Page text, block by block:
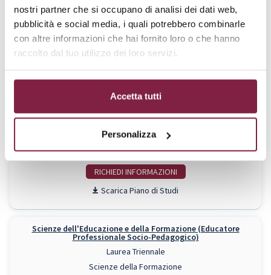
nostri partner che si occupano di analisi dei dati web,
pubblicità e social media, i quali potrebbero combinarle
con altre informazioni che hai fornito loro o che hanno
raccolto dal tuo utilizzo dei loro servizi.
Accetta tutti
Personalizza
Da € 1788 a € 3600
RICHIEDI INFO
Piano di Studi
Scienze dell'Educazione e della Formazione (Educatore dei
Servizi Educativi per l'Infanzia)
Laurea Triennale
Scienze della Formazione
RICHIEDI INFO
Piano di Studi
Scienze dell'Educazione e della Formazione (Educatore
Professionale Socio-Pedagogico)
Laurea Triennale
Scienze della Formazione